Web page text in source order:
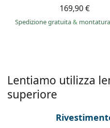
169,90 €
Spedizione gratuita&
Lentiamo utilizza
superiore